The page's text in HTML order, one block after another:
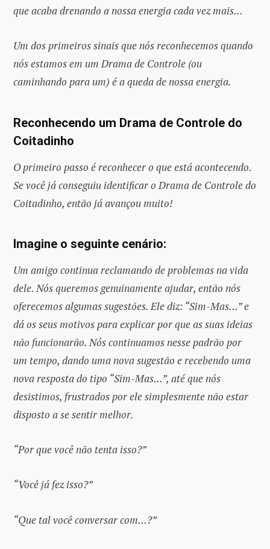
que acaba drenando a nossa energia cada vez mais…
Um dos primeiros sinais que nós reconhecemos quando
nós estamos em um Drama de Controle (ou
caminhando para um) é a queda de nossa energia.
Reconhecendo um Drama de Controle do
Coitadinho
O primeiro passo é reconhecer o que está acontecendo.
Se você já conseguiu identificar o Drama de Controle do
Coitadinho, então já avançou muito!
Imagine o seguinte cenário:
Um amigo continua reclamando de problemas na vida
dele. Nós queremos genuinamente ajudar, então nós
oferecemos algumas sugestões. Ele diz: “Sim-Mas…” e
dá os seus motivos para explicar por que as suas ideias
não funcionarão. Nós continuamos nesse padrão por
um tempo, dando uma nova sugestão e recebendo uma
nova resposta do tipo “Sim-Mas…”, até que nós
desistimos, frustrados por ele simplesmente não estar
disposto a se sentir melhor.
“Por que você não tenta isso?”
“Você já fez isso?”
“Que tal você conversar com…?”